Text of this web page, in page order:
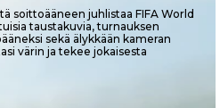
soittoääneen juhlistaa FIFA World
taustakuvia, turnauksen
sekä älykkään kameran
värin ja tekee jokaisesta